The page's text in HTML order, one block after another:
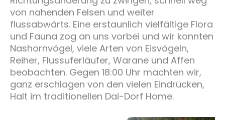
von nahenden Felsen und weiter
flussabwärts. Eine erstaunlich vielfältige Flora
und Fauna zog an uns vorbei und wir konnten
Nashornvögel, viele Arten von Eisvögeln,
Reiher, Flussuferläufer, Warane und Affen
beobachten. Gegen 18:00 Uhr machten wir,
ganz erschlagen von den vielen Eindrücken,
Halt im traditionellen Dai-Dorf Home.